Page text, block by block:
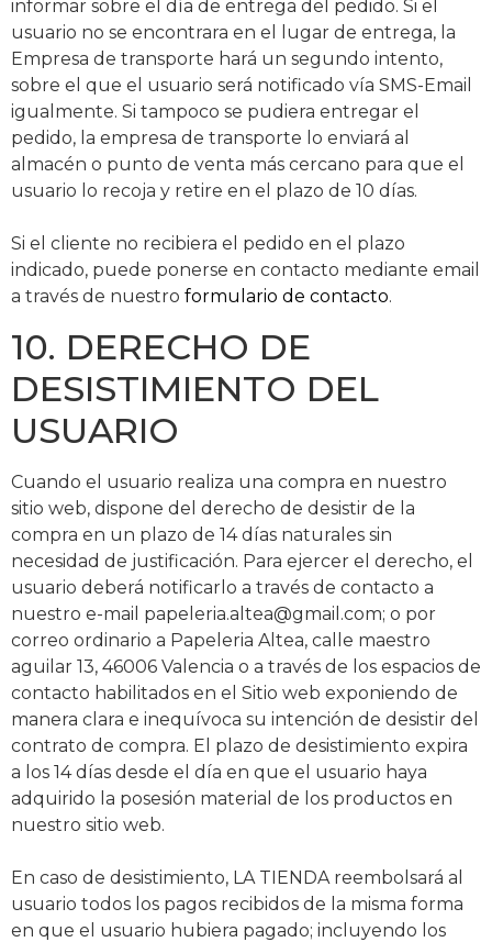
informar sobre el día de entrega del pedido. Si el
usuario no se encontrara en el lugar de entrega, la
Empresa de transporte hará un segundo intento,
sobre el que el usuario será notificado vía SMS-Email
igualmente. Si tampoco se pudiera entregar el
pedido, la empresa de transporte lo enviará al
almacén o punto de venta más cercano para que el
usuario lo recoja y retire en el plazo de 10 días.
Si el cliente no recibiera el pedido en el plazo
indicado, puede ponerse en contacto mediante email
a través de nuestro formulario de contacto.
10. DERECHO DE
DESISTIMIENTO DEL
USUARIO
Cuando el usuario realiza una compra en nuestro
sitio web, dispone del derecho de desistir de la
compra en un plazo de 14 días naturales sin
necesidad de justificación. Para ejercer el derecho, el
usuario deberá notificarlo a través de contacto a
nuestro e-mail papeleria.altea@gmail.com; o por
correo ordinario a Papeleria Altea, calle maestro
aguilar 13, 46006 Valencia o a través de los espacios de
contacto habilitados en el Sitio web exponiendo de
manera clara e inequívoca su intención de desistir del
contrato de compra. El plazo de desistimiento expira
a los 14 días desde el día en que el usuario haya
adquirido la posesión material de los productos en
nuestro sitio web.
En caso de desistimiento, LA TIENDA reembolsará al
usuario todos los pagos recibidos de la misma forma
en que el usuario hubiera pagado; incluyendo los